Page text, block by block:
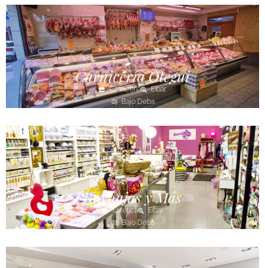
Carnicería Otegui
Carnicería
Eibar
Bajo Deba
Burbujas y Más
Estética
Eibar
Bajo Deba